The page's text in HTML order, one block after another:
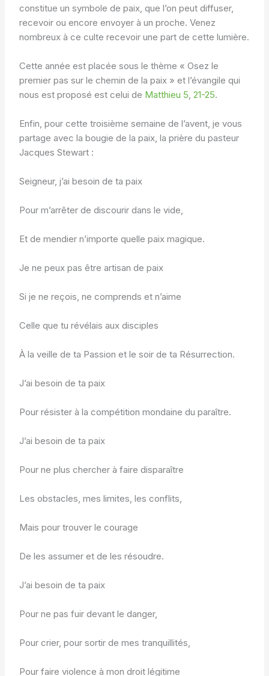
constitue un symbole de paix, que l’on peut diffuser,
recevoir ou encore envoyer à un proche. Venez
nombreux à ce culte recevoir une part de cette lumière.
Cette année est placée sous le thème « Osez le
premier pas sur le chemin de la paix » et l’évangile qui
nous est proposé est celui de Matthieu 5,21-25.
Enfin, pour cette troisième semaine de l’avent, je vous
partage avec la bougie de la paix, la prière du pasteur
Jacques Stewart :
Seigneur, j’ai besoin de ta paix
Pour m’arrêter de discourir dans le vide,
Et de mendier n’importe quelle paix magique.
Je ne peux pas être artisan de paix
Si je ne reçois, ne comprends et n’aime
Celle que tu révélais aux disciples
À la veille de ta Passion et le soir de ta Résurrection.
J’ai besoin de ta paix
Pour résister à la compétition mondaine du paraître.
J’ai besoin de ta paix
Pour ne plus chercher à faire disparaître
Les obstacles, mes limites, les conflits,
Mais pour trouver le courage
De les assumer et de les résoudre.
J’ai besoin de ta paix
Pour ne pas fuir devant le danger,
Pour crier, pour sortir de mes tranquillités,
Pour faire violence à mon droit légitime